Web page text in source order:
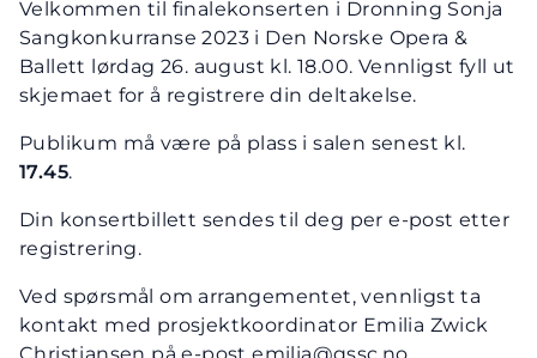
Velkommen til finalekonserten i Dronning Sonja
Sangkonkurranse 2023 i Den Norske Opera &
Ballett lørdag 26. august kl. 18.00. Vennligst fyll ut
skjemaet for å registrere din deltakelse.
Publikum må være på plass i salen senest kl.
17.45.
Din konsertbillett sendes til deg per e-post etter
registrering.
Ved spørsmål om arrangementet, vennligst ta
kontakt med prosjektkoordinator Emilia Zwick